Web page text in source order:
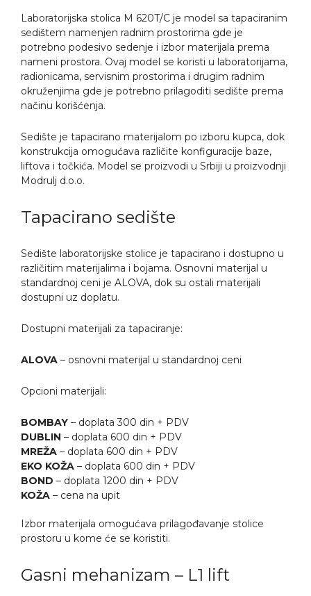
Laboratorijska stolica M 620T/C je model sa tapaciranim
sedištem namenjen radnim prostorima gde je
potrebno podesivo sedenje i izbor materijala prema
nameni prostora. Ovaj model se koristi u laboratorijama,
radionicama, servisnim prostorima i drugim radnim
okruženjima gde je potrebno prilagoditi sedište prema
načinu korišćenja.
Sedište je tapacirano materijalom po izboru kupca, dok
konstrukcija omogućava različite konfiguracije baze,
liftova i točkića. Model se proizvodi u Srbiji u proizvodnji
Modrulj d.o.o.
Tapacirano sedište
Sedište laboratorijske stolice je tapacirano i dostupno u
različitim materijalima i bojama. Osnovni materijal u
standardnoj ceni je ALOVA, dok su ostali materijali
dostupni uz doplatu.
Dostupni materijali za tapaciranje:
ALOVA – osnovni materijal u standardnoj ceni
Opcioni materijali:
BOMBAY – doplata 300 din + PDV
DUBLIN – doplata 600 din + PDV
MREŽA – doplata 600 din + PDV
EKO KOŽA – doplata 600 din + PDV
BOND – doplata 1200 din + PDV
KOŽA – cena na upit
Izbor materijala omogućava prilagođavanje stolice
prostoru u kome će se koristiti.
Gasni mehanizam – L1 lift